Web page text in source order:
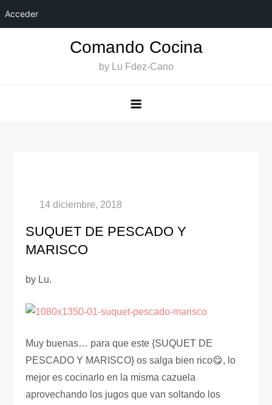
Acceder
Comando Cocina
by Lu Fdez-Cano
SUQUET DE PESCADO Y
MARISCO
by Lu.
Muy buenas… para que este {SUQUET DE
PESCADO Y MARISCO} os salga bien rico😋, lo
mejor es cocinarlo en la misma cazuela
aprovechando los jugos que van soltando los